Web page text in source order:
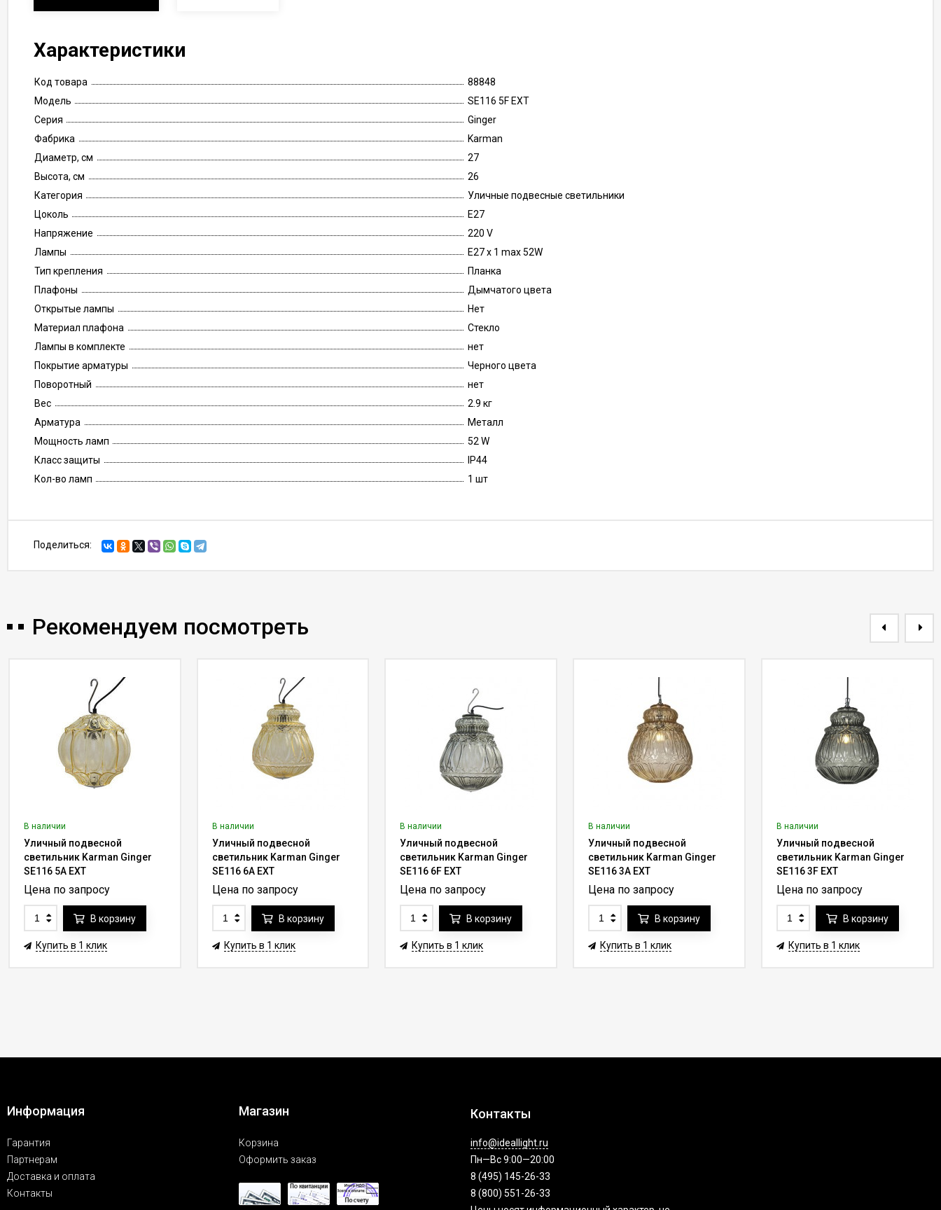
Характеристики
Код товара
88848
Модель
SE116 5F EXT
Серия
Ginger
Фабрика
Karman
Диаметр, см
27
Высота, см
26
Категория
Уличные подвесные светильники
Цоколь
E27
Напряжение
220 V
Лампы
E27 x 1 max 52W
Тип крепления
Планка
Плафоны
Дымчатого цвета
Открытые лампы
Нет
Материал плафона
Стекло
Лампы в комплекте
нет
Покрытие арматуры
Черного цвета
Поворотный
нет
Вес
2.9 кг
Арматура
Металл
Мощность ламп
52 W
Класс защиты
IP44
Кол-во ламп
1 шт
Поделиться:
Рекомендуем посмотреть
В наличии
Уличный подвесной
светильник Karman Ginger
SE116 5A EXT
Цена по запросу
В корзину
Купить в 1 клик
В наличии
Уличный подвесной
светильник Karman Ginger
SE116 6A EXT
Цена по запросу
В корзину
Купить в 1 клик
В наличии
Уличный подвесной
светильник Karman Ginger
SE116 6F EXT
Цена по запросу
В корзину
Купить в 1 клик
В наличии
Уличный подвесной
светильник Karman Ginger
SE116 3A EXT
Цена по запросу
В корзину
Купить в 1 клик
В наличии
Уличный подвесной
светильник Karman Ginger
SE116 3F EXT
Цена по запросу
В корзину
Купить в 1 клик
Информация
Гарантия
Партнерам
Доставка и оплата
Контакты
Магазин
Корзина
Оформить заказ
Контакты
info@ideallight.ru
Пн—Вс 9:00—20:00
8 (495) 145-26-33
8 (800) 551-26-33